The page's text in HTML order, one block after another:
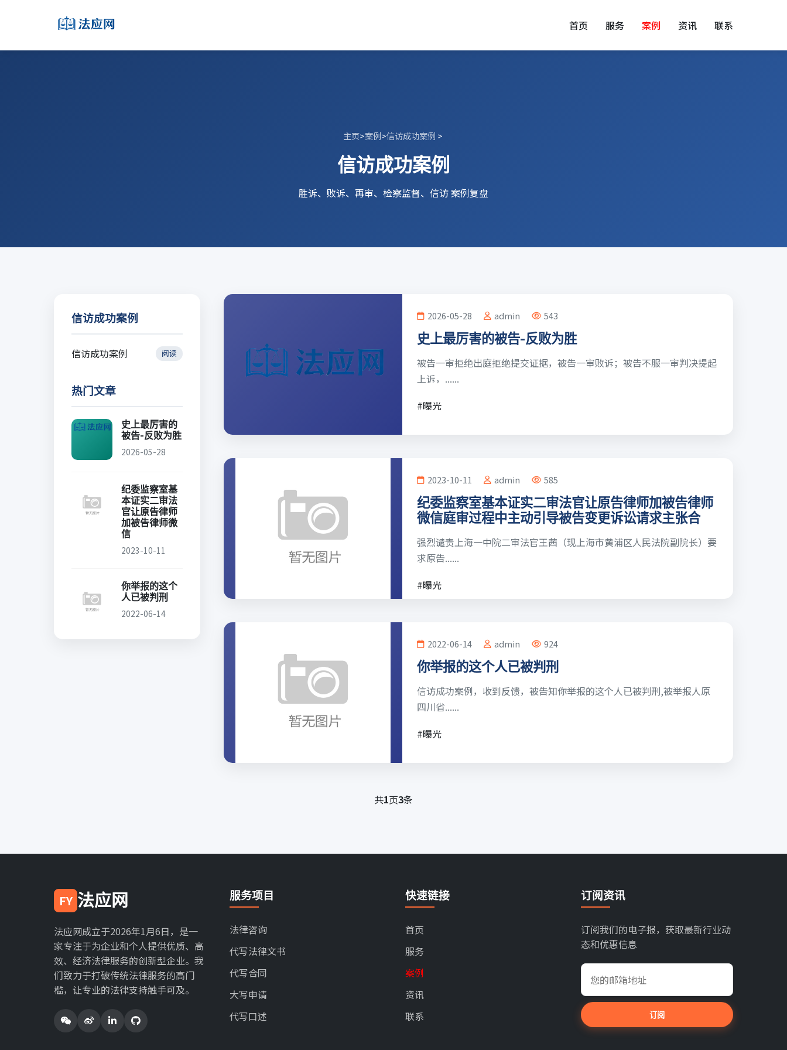
首页 服务 案例 资讯 联系
主页>案例>信访成功案例 >
信访成功案例
胜诉、败诉、再审、检察监督、信访 案例复盘
信访成功案例
信访成功案例 阅读
热门文章
史上最厉害的
被告-反败为胜
2026-05-28
纪委监察室基
本证实二审法
官让原告律师
加被告律师微
信
2023-10-11
你举报的这个
人已被判刑
2022-06-14
2026-05-28 admin 543
史上最厉害的被告-反败为胜
被告一审拒绝出庭拒绝提交证据，被告一审败诉；被告不服一审判决提起
上诉，......
#曝光
2023-10-11 admin 585
纪委监察室基本证实二审法官让原告律师加被告律师
微信庭审过程中主动引导被告变更诉讼请求主张合
强烈谴责上海一中院二审法官王茜（现上海市黄浦区人民法院副院长）要
求原告......
#曝光
2022-06-14 admin 924
你举报的这个人已被判刑
信访成功案例，收到反馈，被告知你举报的这个人已被判刑,被举报人原
四川省......
#曝光
共1页3条
FY 法应网
法应网成立于2026年1月6日，是一
家专注于为企业和个人提供优质、高
效、经济法律服务的创新型企业。我
们致力于打破传统法律服务的高门
槛，让专业的法律支持触手可及。
服务项目
法律咨询
代写法律文书
代写合同
大写申请
代写口述
快速链接
首页
服务
案例
资讯
联系
订阅资讯
订阅我们的电子报，获取最新行业动
态和优惠信息
订阅